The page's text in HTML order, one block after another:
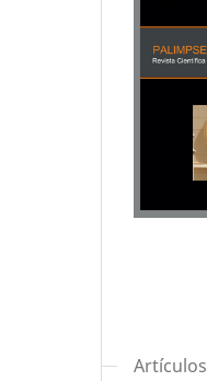
Artículos